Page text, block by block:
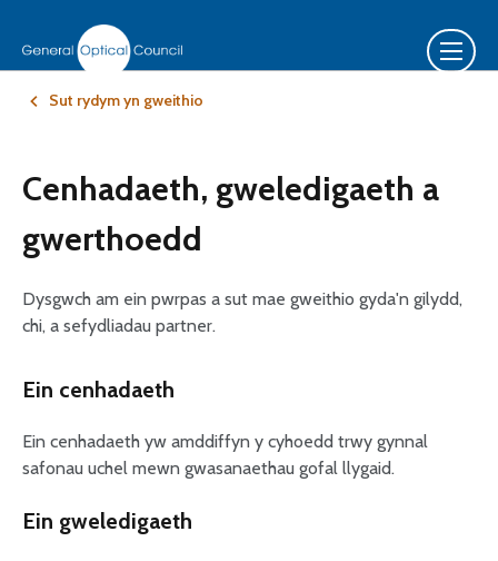
Sut rydym yn gweithio
Cenhadaeth, gweledigaeth a
gwerthoedd
Dysgwch am ein pwrpas a sut mae gweithio gyda'n gilydd,
chi, a sefydliadau partner.
Ein cenhadaeth
Ein cenhadaeth yw amddiffyn y cyhoedd trwy gynnal
safonau uchel mewn gwasanaethau gofal llygaid.
Ein gweledigaeth